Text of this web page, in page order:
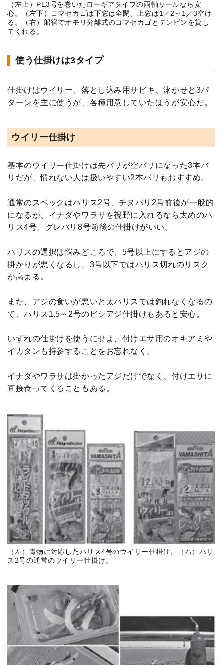
（左上）PE3号を巻いたローギアタイプの両軸リールなら安
心。（左下）コマセカゴは下窓は全閉、上窓は1／2～1／3空け
る。（右）船宿でオモリ分離式のコマセカゴとテンビンを貸し
てくれる。
使う仕掛けは3タイプ
仕掛けはウイリー、落とし込み用サビキ、泳がせと3パ
ターンを主に使うが、各種用意していたほうが安心だ。
ウイリー仕掛け
基本のウイリー仕掛けは先バリが空バリになった3本バ
リだが、慣れない人は扱いやすい2本バリもおすすめ。
通常のスペックはハリス2号、チヌバリ2号前後が一般的
になるが、イナダやワラサを視野に入れるなら太めのハ
リス4号、グレバリ8号前後の仕掛けがいい。
ハリスの選択は悩みどころで、5号以上にするとアジの
掛かりが悪くなるし、3号以下ではハリス切れのリスク
が高まる。
また、アジの食いが悪いと太ハリスでは釣れなくなるの
で、ハリス1.5～2号のビシアジ仕掛けもあると安心。
いずれの仕掛けを使うにせよ、付けエサ用のオキアミや
イカタンも持参することをお忘れなく。
イナダやワラサは掛かったアジだけでなく、付けエサに
直接食ってくることもある。
（左）青物に対応したハリス4号のウイリー仕掛け。（右）ハリ
ス2号の通常のウイリー仕掛け。